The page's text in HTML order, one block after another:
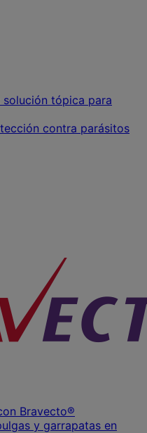
tópica para
contra parásitos
Bravecto®
y garrapatas en